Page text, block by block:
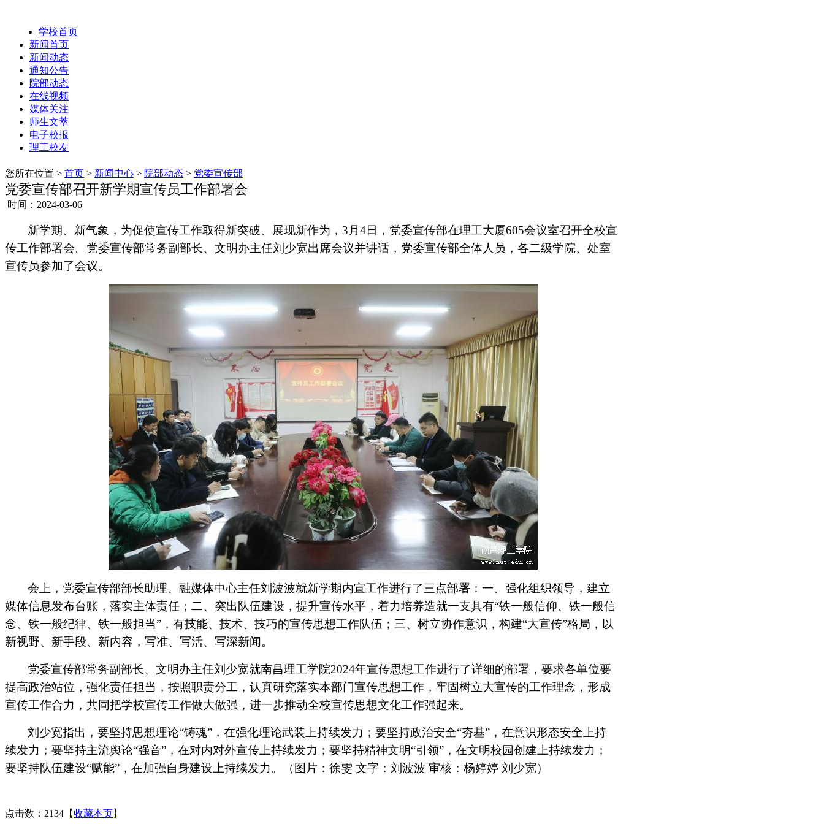
学校首页
新闻首页
新闻动态
通知公告
院部动态
在线视频
媒体关注
师生文萃
电子校报
理工校友
您所在位置 > 首页 > 新闻中心 > 院部动态 > 党委宣传部
党委宣传部召开新学期宣传员工作部署会
时间：2024-03-06
新学期、新气象，为促使宣传工作取得新突破、 展现新作为， 3 月4日，党委宣传部在理工大厦605会议室召开全校宣
传工作部署会。 党委宣传部常务副部长、文明办主任刘少宽出席会议并讲话，党委宣传部全体人员，各二级学院、处室
宣传员参加了会议。
会上，党委宣传部部长助理、融媒体中心主任刘波波就新学期内宣工作进行了三点部署 ：一、强化组织领导，建立
媒体信息发布台账，落实主体责任；二、突出队伍建设，提升宣传水平，着力培养造就一支具有“铁一般信仰、铁一般信
念、铁一般纪律、铁一般担当” ，有技能、技术、技巧的宣传思想工作队伍；三、树立协作意识，构建“大宣传”格局，以
新视野、新手段、新内容，写准、写活、写深新闻。
党委宣传部常务副部长、文明办主任刘少宽就南昌理工学院2024年宣传思想工作进行了详细的部署 ，要求各单位要
提高政治站位 ， 强化责任担当，按照职责分工，认真研究落实本部门宣传思想工作，牢固树立大宣传的工作理念 ， 形成
宣传工作合力，共同把学校宣传工作做大做强 ， 进一步推动全校宣传思想文化工作强起来。
刘少宽指出，要坚持思想理论“铸魂”，在强化理论武装上持续发力；要坚持政治安全“夯基”，在意识形态安全上持
续发力；要坚持主流舆论“强音”，在对内对外宣传上持续发力；要坚持精神文明“引领”，在文明校园创建上持续发力；
要坚持队伍建设“赋能”，在加强自身建设上持续发力。
（图片：徐雯 文字：刘波波 审核：杨婷婷 刘少宽）
点击数：2134 【收藏本页】